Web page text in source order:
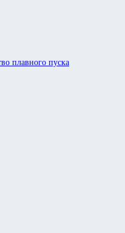
плавного пуска